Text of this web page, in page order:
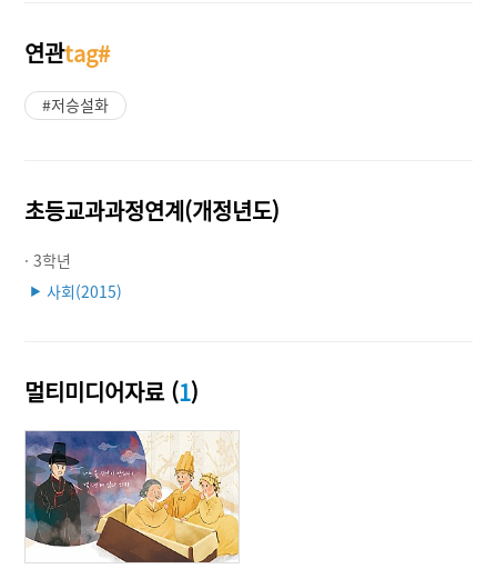
연관tag#
#저승설화
초등교과과정연계(개정년도)
· 3학년
▶ 사회(2015)
멀티미디어자료 (1)